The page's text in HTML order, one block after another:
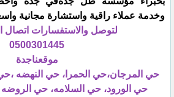
وخدمة عملاء راقية واستشارة مجانية
لتوصل والاستفسارات اتصال
0500301445
موقعناجدة
حي المرجان،حي الحمرا، حي النهضه
حي الورود، حي السلامه، حي الروضه